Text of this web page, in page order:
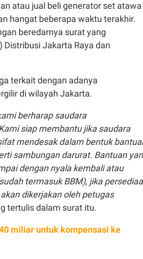
atau jual beli generator set atawa
hangat beberapa waktu terakhir.
beredarnya surat yang
Distribusi Jakarta Raya dan
terkait dengan adanya
di wilayah Jakarta.
berharap saudara
siap membantu jika saudara
mendesak dalam bentuk
sambungan darurat. Bantuan
dengan nyala kembali atau
termasuk BBM), jika
dikerjakan oleh petugas
tertulis dalam surat itu.
miliar untuk kompensasi ke